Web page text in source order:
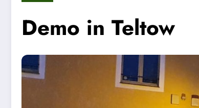
Demo in Teltow